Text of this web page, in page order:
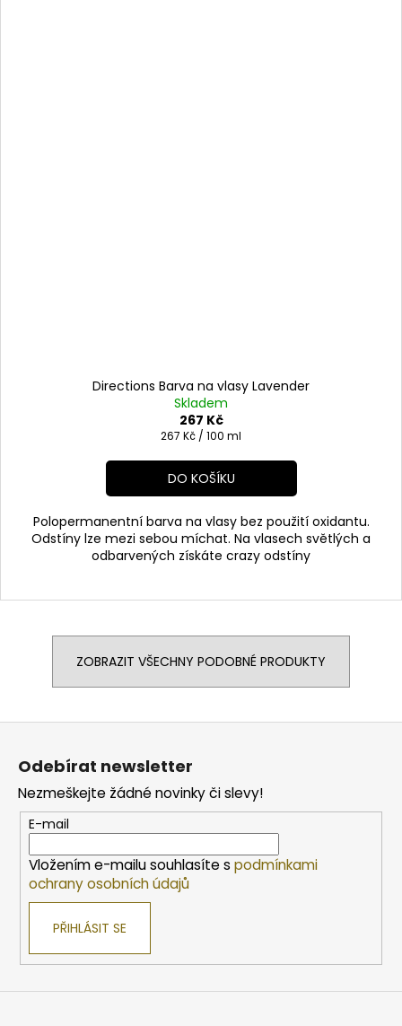
Directions Barva na vlasy Lavender
Skladem
267 Kč
Měrná
267 Kč / 100 ml
DO KOŠÍKU
Polopermanentní barva na vlasy bez použití oxidantu.
Odstíny lze mezi sebou míchat. Na vlasech světlých a
odbarvených získáte crazy odstíny
ZOBRAZIT VŠECHNY PODOBNÉ PRODUKTY
Z
Odebírat newsletter
Nezmeškejte žádné novinky či slevy!
E-mail
Vložením e-mailu souhlasíte s podmínkami
ochrany osobních údajů
PŘIHLÁSIT SE